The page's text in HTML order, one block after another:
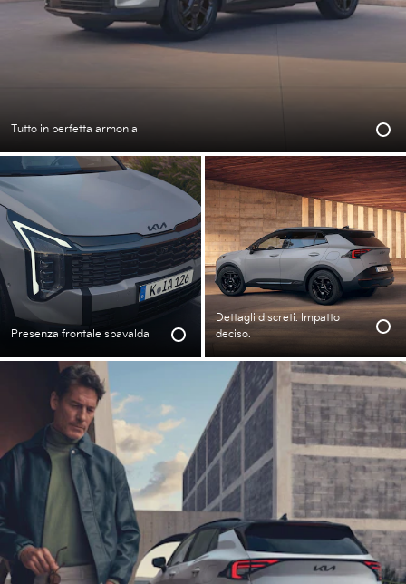
Tutto in perfetta armonia
Presenza frontale spavalda
Dettagli discreti. Impatto
deciso.